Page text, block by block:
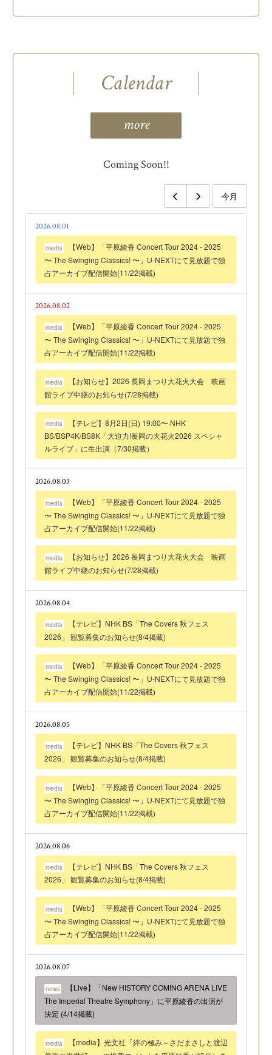
Calendar
more
Coming Soon!!
今月
2026.08.01
media
【Web】「平原綾香 Concert Tour 2024 - 2025
〜 The Swinging Classics! 〜」U-NEXTにて見放題で独
占アーカイブ配信開始(11/22掲載)
2026.08.02
media
【Web】「平原綾香 Concert Tour 2024 - 2025
〜 The Swinging Classics! 〜」U-NEXTにて見放題で独
占アーカイブ配信開始(11/22掲載)
media
【お知らせ】2026 長岡まつり大花火大会 映画
館ライブ中継のお知らせ(7/28掲載)
media
【テレビ】8月2日(日) 19:00〜 NHK
BS/BSP4K/BS8K「大迫力!長岡の大花火2026 スペシャ
ルライブ」に生出演（7/30掲載）
2026.08.03
media
【Web】「平原綾香 Concert Tour 2024 - 2025
〜 The Swinging Classics! 〜」U-NEXTにて見放題で独
占アーカイブ配信開始(11/22掲載)
media
【お知らせ】2026 長岡まつり大花火大会 映画
館ライブ中継のお知らせ(7/28掲載)
2026.08.04
media
【テレビ】NHK BS「The Covers 秋フェス
2026」 観覧募集のお知らせ(8/4掲載)
media
【Web】「平原綾香 Concert Tour 2024 - 2025
〜 The Swinging Classics! 〜」U-NEXTにて見放題で独
占アーカイブ配信開始(11/22掲載)
2026.08.05
media
【テレビ】NHK BS「The Covers 秋フェス
2026」 観覧募集のお知らせ(8/4掲載)
media
【Web】「平原綾香 Concert Tour 2024 - 2025
〜 The Swinging Classics! 〜」U-NEXTにて見放題で独
占アーカイブ配信開始(11/22掲載)
2026.08.06
media
【テレビ】NHK BS「The Covers 秋フェス
2026」 観覧募集のお知らせ(8/4掲載)
media
【Web】「平原綾香 Concert Tour 2024 - 2025
〜 The Swinging Classics! 〜」U-NEXTにて見放題で独
占アーカイブ配信開始(11/22掲載)
2026.08.07
news
【Live】「New HISTORY COMING ARENA LIVE
The Imperial Theatre Symphony」に平原綾香の出演が
決定 (4/14掲載)
media
【media】光文社「絆の極み～さだまさしと渡辺